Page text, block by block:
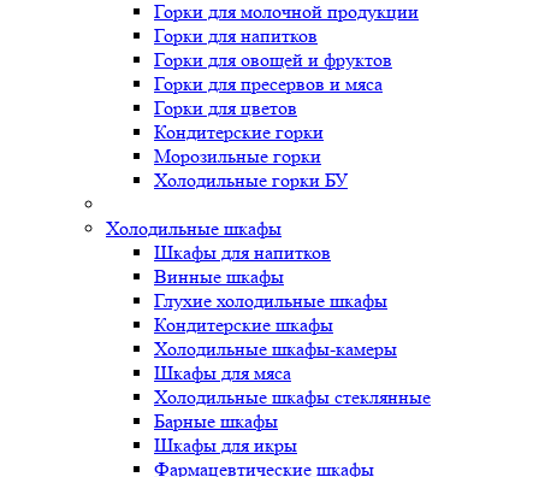
Горки для молочной продукции
Горки для напитков
Горки для овощей и фруктов
Горки для пресервов и мяса
Горки для цветов
Кондитерские горки
Морозильные горки
Холодильные горки БУ
Холодильные шкафы
Шкафы для напитков
Винные шкафы
Глухие холодильные шкафы
Кондитерские шкафы
Холодильные шкафы-камеры
Шкафы для мяса
Холодильные шкафы стеклянные
Барные шкафы
Шкафы для икры
Фармацевтические шкафы